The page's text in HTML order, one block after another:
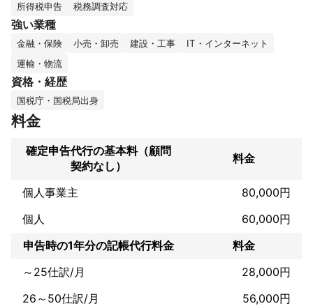
単年度の税の問題だけでなく、後継者様への事業承継、相続に関
してもご相談ください。
アピールポイント
世に「節税術」なるものが溢れていますが、それらのほとんどが
税の繰り延べにしか過ぎず、トータルでは財産の蓄積につながり
ません。
企業と代表者様、個人事業主様の人生に寄り添って資産形成、老
後資金の確保に最適なアドバイスをいたします。
料金が他の税理士事務所と比較して高いとお感じになるかもしれ
す。スタッフ任せにしないで税理士がきめ細やかにご相談に応じ
ますのでその点をご考慮下さい。
所得税申告 税務調査対応
強い業種
金融・保険 小売・卸売 建設・工事
IT・インターネット
運輸・物流
資格・経歴
国税庁・国税局出身
料金
確定申告代行の基本料（顧問
契約なし）
料金
個人事業主
80,000円
個人
60,000円
申告時の1年分の記帳代行料金
料金
～25仕訳/月
28,000円
26～50仕訳/月
56,000円